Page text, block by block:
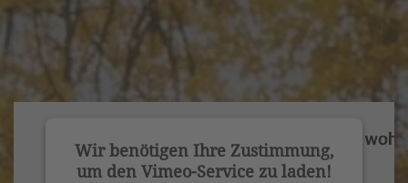
Wir benötigen Ihre Zustimmung,
um den Vimeo-Service zu laden!